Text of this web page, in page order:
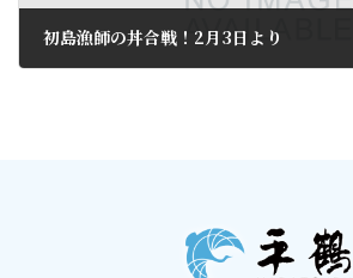
初島漁師の丼合戦！2月3日より